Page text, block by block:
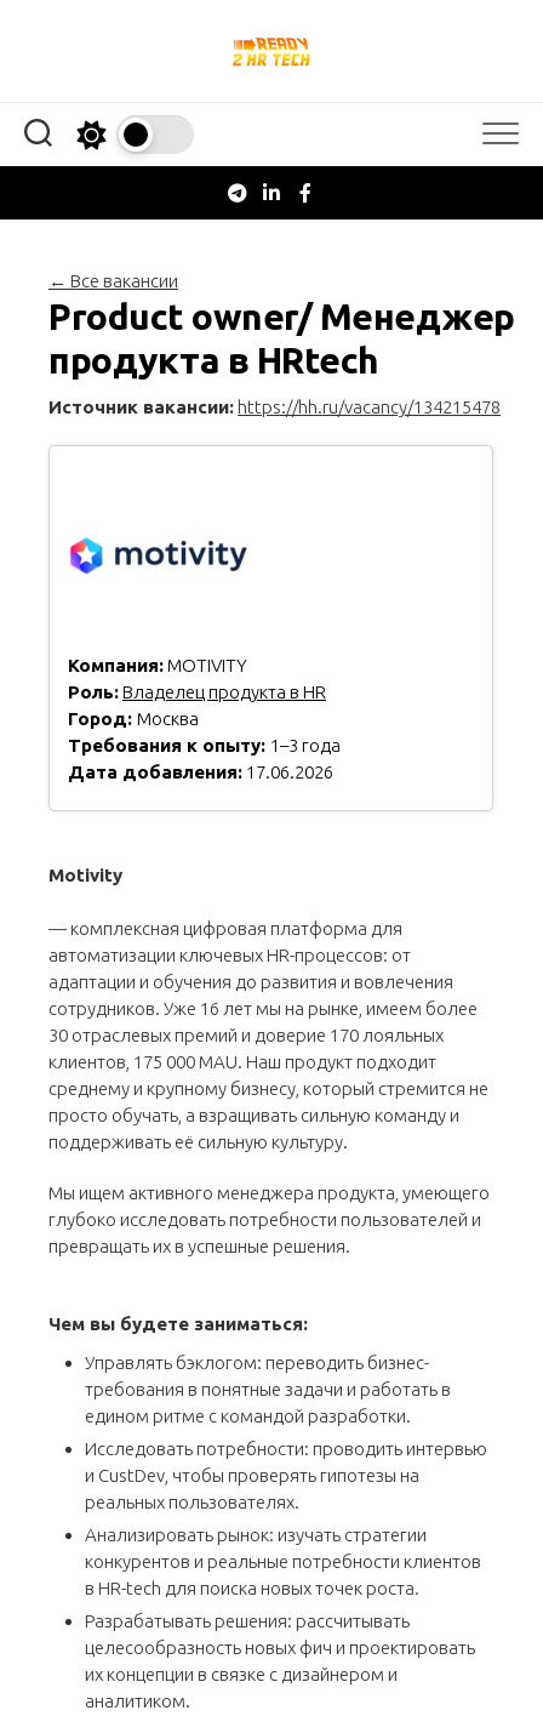
← Все вакансии
Product owner/ Менеджер
продукта в HRtech
Источник вакансии: https://hh.ru/vacancy/134215478
Компания:MOTIVITY
Роль:Владелец продукта в HR
Город: Москва
Требования к опыту: 1–3 года
Дата добавления: 17.06.2026
Motivity
— комплексная цифровая платформа для
автоматизации ключевых HR-процессов: от
адаптации и обучения до развития и вовлечения
сотрудников. Уже 16 лет мы на рынке, имеем более
30 отраслевых премий и доверие 170 лояльных
клиентов, 175 000 MAU. Наш продукт подходит
среднему и крупному бизнесу, который стремится не
просто обучать, а взращивать сильную команду и
поддерживать её сильную культуру.
Мы ищем активного менеджера продукта, умеющего
глубоко исследовать потребности пользователей и
превращать их в успешные решения.
Чем вы будете заниматься:
Управлять бэклогом: переводить бизнес-
требования в понятные задачи и работать в
едином ритме с командой разработки.
Исследовать потребности: проводить интервью
и CustDev, чтобы проверять гипотезы на
реальных пользователях.
Анализировать рынок: изучать стратегии
конкурентов и реальные потребности клиентов
в HR-tech для поиска новых точек роста.
Разрабатывать решения: расcчитывать
целесообразность новых фич и проектировать
их концепции в связке с дизайнером и
аналитиком.